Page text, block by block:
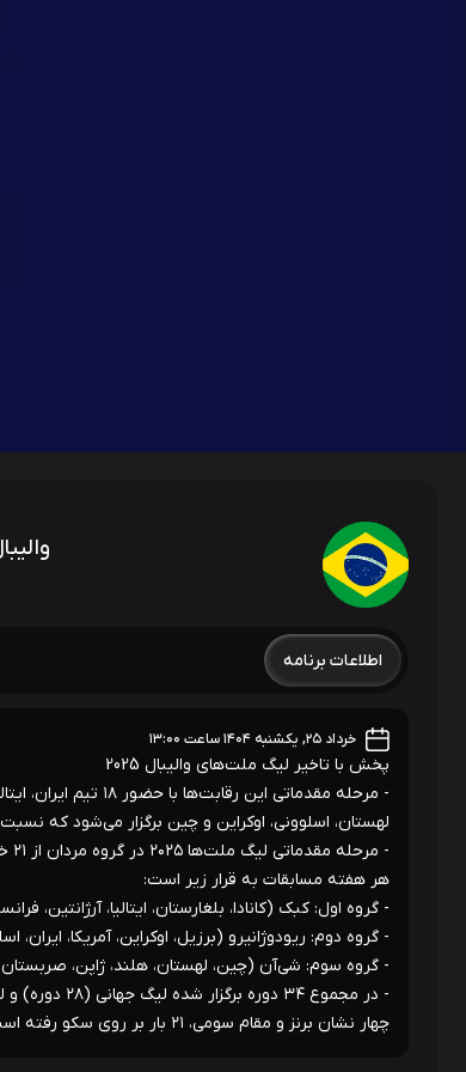
اطلاعات برنامه
خرداد ۲۵, یکشنبه ۱۴۰۴ ساعت ۱۳:۰۰
پخش با تاخیر لیگ ملت‌های والیبال 2025
- مرحله مقدماتی این
لهستان، اسلوونی، اوکراین و چین برگزار می‌شود که
هر هفته مسابقات به قرار زیر است:
- گروه اول: کبک (کانادا، بلغارستان، ایتالیا، آرژانتین،
- گروه دوم: ریودوژانیرو (برزیل، اوکراین، آمریکا، ایران،
- گروه سوم: شی‌آن (چین، لهستان، هلند، ژاپن،
چهار نشان برنز و مقام سومی، ۲۱ بار بر روی سکو رفته است و عنوان پرافتخارترین تیم را در اختیار دارد.